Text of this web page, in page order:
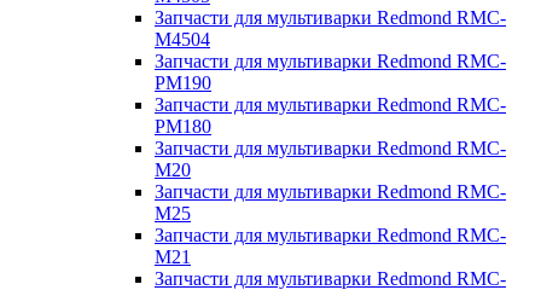
Запчасти для мультиварки Redmond RMC-
M4504
Запчасти для мультиварки Redmond RMC-
PM190
Запчасти для мультиварки Redmond RMC-
PM180
Запчасти для мультиварки Redmond RMC-
M20
Запчасти для мультиварки Redmond RMC-
M25
Запчасти для мультиварки Redmond RMC-
M21
Запчасти для мультиварки Redmond RMC-